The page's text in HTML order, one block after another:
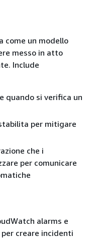
come un modello
messo in atto
Include
quando si verifica un
per mitigare
che i
per comunicare
alarms e
creare incidenti